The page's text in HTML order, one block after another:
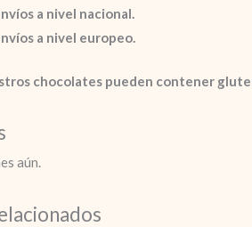
a nivel nacional.
a nivel europeo.
chocolates pueden contener
aún.